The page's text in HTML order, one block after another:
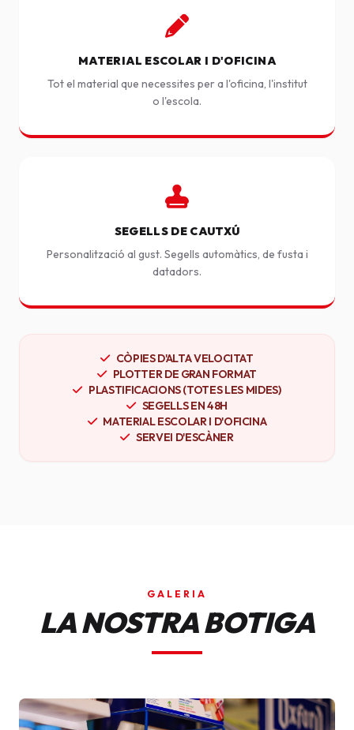
MATERIAL ESCOLAR I D'OFICINA
Tot el material que necessites per a l'oficina, l'institut
o l'escola.
SEGELLS DE CAUTXÚ
Personalització al gust. Segells automàtics, de fusta i
datadors.
CÒPIES D'ALTA VELOCITAT
PLOTTER DE GRAN FORMAT
PLASTIFICACIONS (TOTES LES MIDES)
SEGELLS EN 48H
MATERIAL ESCOLAR I D'OFICINA
SERVEI D'ESCÀNER
GALERIA
LA NOSTRA BOTIGA